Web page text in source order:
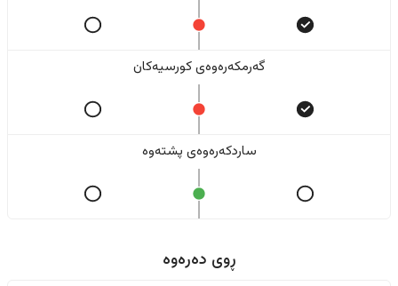
گەرمکەرەوەی کورسیەکان
ساردکەرەوەی پشتەوە
ڕوی دەرەوە